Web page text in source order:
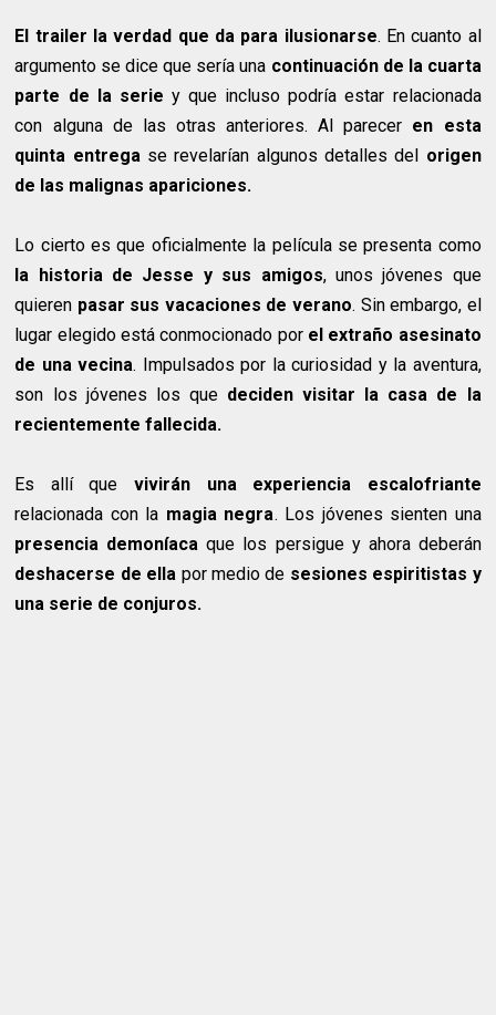
El trailer la verdad que da para ilusionarse. En cuanto al
argumento se dice que sería una continuación de la cuarta
parte de la serie y que incluso podría estar relacionada
con alguna de las otras anteriores. Al parecer en esta
quinta entregase revelarían algunos detalles del origen
de las malignas apariciones.
Lo cierto es que oficialmente la película se presenta como
la historia de Jesse y sus amigos, unos jóvenes que
quieren pasar sus vacaciones de verano. Sin embargo, el
lugar elegido está conmocionado por el extraño asesinato
de una vecina. Impulsados por la curiosidad y la aventura,
son los jóvenes los que deciden visitar la casa de la
recientemente fallecida.
Es allí que vivirán una experiencia escalofriante
relacionada con la magia negra. Los jóvenes sienten una
presencia demoníaca que los persigue y ahora deberán
deshacerse de ella por medio de sesiones espiritistas y
una serie de conjuros.